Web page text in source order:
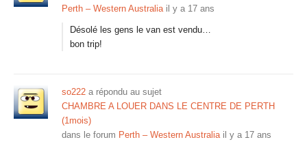
Perth – Western Australia il y a 17 ans
Désolé les gens le van est vendu…
bon trip!
so222 a répondu au sujet
CHAMBRE A LOUER DANS LE CENTRE DE PERTH
(1mois)
dans le forum Perth – Western Australia il y a 17 ans